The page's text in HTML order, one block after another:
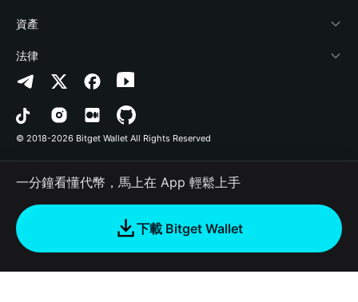
幫助中心
‌聯繫我們
品牌資源
工作機會
Crypto Swap API
Altcoin Season Index
Prediction Markets
DApp
RWA
如何購買加密貨幣
Bitget Wallet Pay
合作上架
安全防護技術
快捷買幣
授權檢測
合約檢測
批次轉帳
資產
Arbitrum
Avalanche
Bitcoin
Polygon
法律
隱私協議
用戶使用協議
© 2018-2026 Bitget Wallet All Rights Reserved
一分鐘看懂代幣，馬上在 App 輕鬆上手
下載 Bitget Wallet